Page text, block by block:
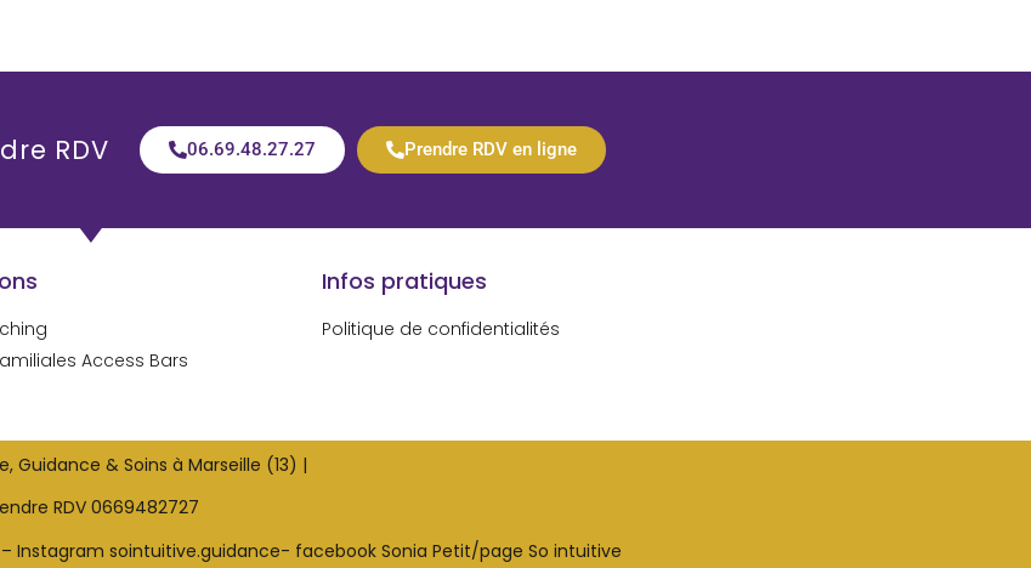
RDV 06.69.48.27.27 Prendre RDV en ligne
Access Bars
Infos pratiques
Politique de confidentialités
Guidance & Soins à Marseille (13) |
RDV 0669482727
– Instagram sointuitive.guidance- facebook Sonia Petit/page So intuitive